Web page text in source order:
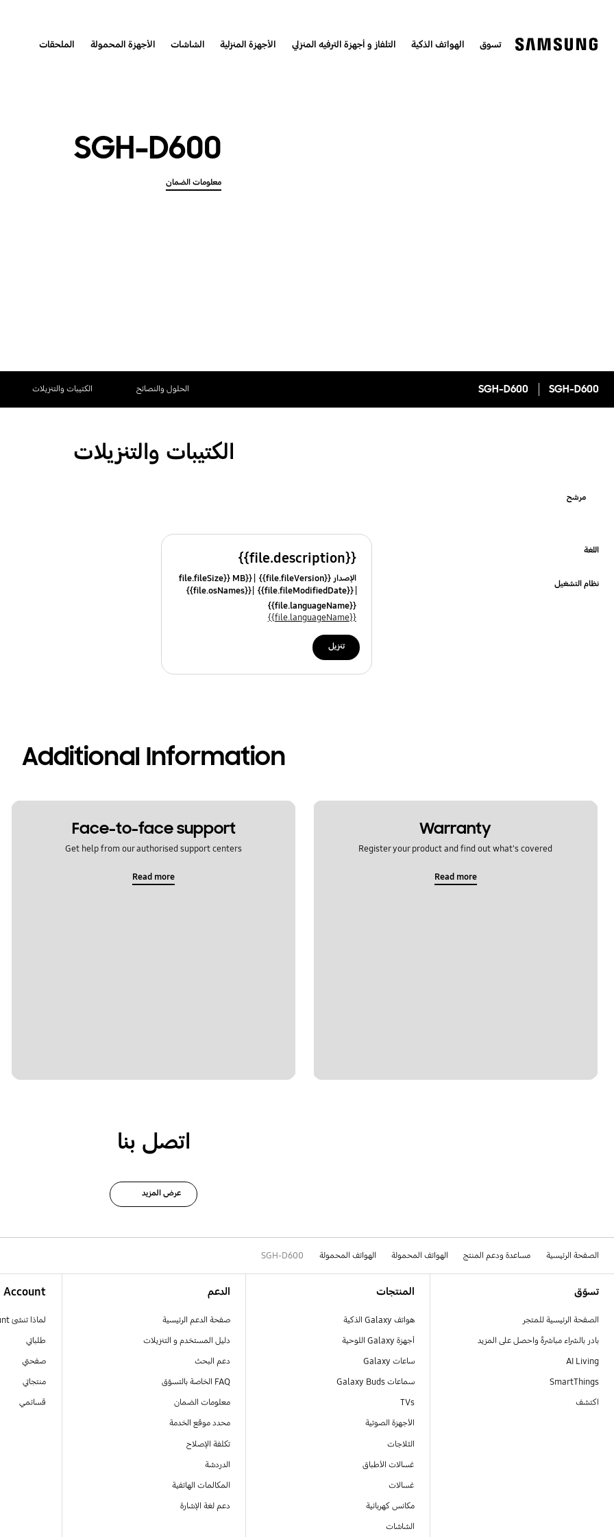
تسوق الهواتف الذكية التلفاز و أجهزة الترفيه المنزلي الأجهزة المنزلية الشاشات الأجهزة المحمولة الملحقات
SGH-D600
معلومات الضمان
SGH-D600
SGH-D600 الحلول والنصائح الكتيبات والتنزيلات
الكتيبات والتنزيلات
مرشح
اللغة
نظام التشغيل
{{file.description}}
الإصدار {{file.fileVersion}}
{{file.fileSize}} MB
{{file.fileModifiedDate}}
{{file.osNames}}
{{file.languageName}}
{{file.languageName}}
تنزيل
Additional Information
Warranty
Register your product and find out what's covered
Read more
Face-to-face support
Get help from our authorised support centers
Read more
اتصل بنا
عرض المزيد
الصفحة الرئيسية مساعدة ودعم المنتج الهواتف المحمولة الهواتف المحمولة SGH-D600
تسوّق
الصفحة الرئيسية للمتجر
بادر بالشراء مباشرةً واحصل على المزيد
AI Living
SmartThings
اكتشف
المنتجات
هواتف Galaxy الذكية
أجهزة Galaxy اللوحية
ساعات Galaxy
سماعات Galaxy Buds
TVs
الأجهزة الصوتية
الثلاجات
غسالات الأطباق
غسالات
مكانس كهربائية
الشاشات
الدعم
صفحة الدعم الرئيسية
دليل المستخدم و التنزيلات
دعم البحث
FAQ الخاصة بالتسوّق
معلومات الضمان
محدد موقع الخدمة
تكلفة الإصلاح
الدردشة
المكالمات الهاتفية
دعم لغة الإشارة
Account
لماذا تنشئ Samsung Account
طلباتي
صفحتي
منتجاتي
قسائمي